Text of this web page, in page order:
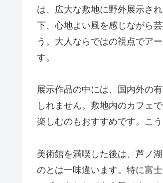
は、広大な敷地に野外展示さ
下、心地よい風を感じながら
う。大人ならではの視点でア
す。
展示作品の中には、国内外の
しれません。敷地内のカフェ
楽しむのもおすすめです。こ
美術館を満喫した後は、芦ノ
のとは一味違います。特に富